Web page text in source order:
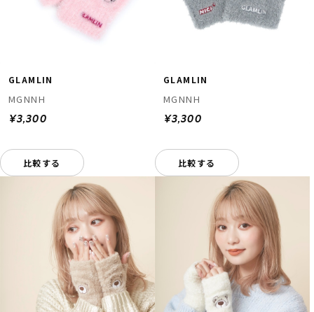
GLAMLIN
MGNNH
¥3,300
比較する
GLAMLIN
MGNNH
¥3,300
比較する